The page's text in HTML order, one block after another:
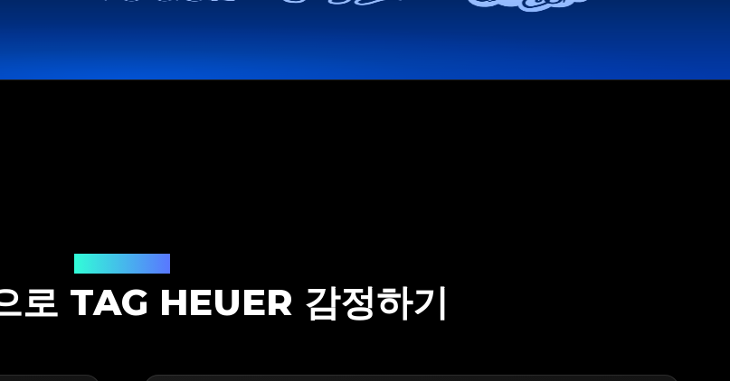
로 TAG HEUER 감정하기